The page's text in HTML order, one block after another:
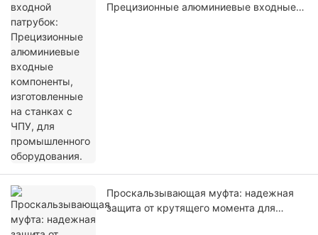
Прецизионные алюминиевые входные
Проскальзывающая муфта: надежная
защита от крутящего момента для